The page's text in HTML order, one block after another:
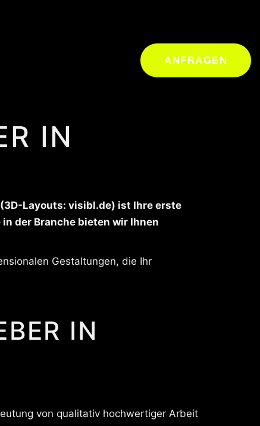
ANFRAGEN
IN
Layouts: visibl.de) ist Ihre erste
der Branche bieten wir Ihnen
Gestaltungen, die Ihr
IN
von qualitativ hochwertiger Arbeit